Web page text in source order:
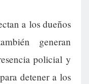
a los dueños
generan
policial y
detener a los